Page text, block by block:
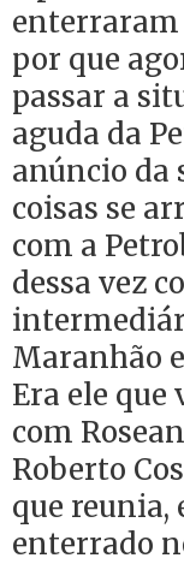
enterraram
por que
passar a
aguda da
anúncio da
coisas se
com a
dessa vez
Maranhão
Era ele
com
Roberto
que reunia,
enterrado